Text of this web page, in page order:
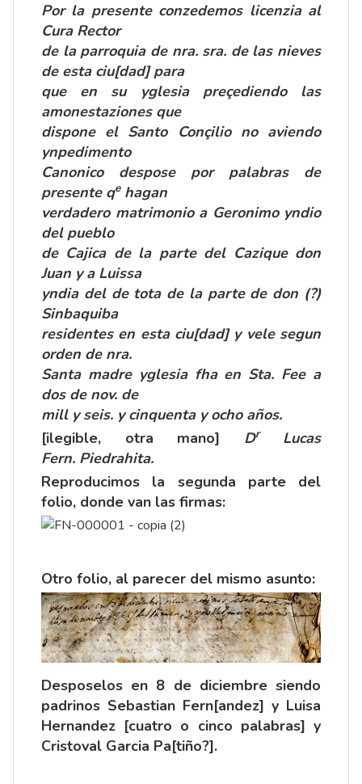
Por la presente conzedemos licenzia al
Cura Rector
de la parroquia de nra. sra. de las nieves
de esta ciu[dad] para
​que en su yglesia preçediendo las
amonestaziones que
dispone el Santo Conçilio no aviendo
ynpedimento
Canonico despose por palabras de
presente qehagan
verdadero matrimonio a Geronimo yndio
del pueblo
de Cajica de la parte del Cazique don
Juan y a Luissa
yndia del de tota de la parte de don (?)
Sinbaquiba
residentes en esta ciu[dad] y vele segun
orden de nra.
Santa madre yglesia fha en Sta. Fee a
dos de nov. de
mill y seis. y cinquenta y ocho años.
[ilegible, otra mano] DrLucas
Fern. Piedrahita.
Reproducimos la segunda parte del
folio, donde van las firmas:
Otro folio, al parecer del mismo asunto:
Desposelos en 8 de diciembre siendo
padrinos Sebastian Fern[andez] y Luisa
Hernandez [cuatro o cinco palabras] y
Cristoval Garcia Pa[tiño?].